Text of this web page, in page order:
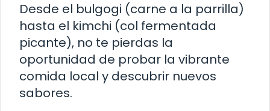
Desde el bulgogi (carne a la parrilla)
hasta el kimchi (col fermentada
picante), no te pierdas la
oportunidad de probar la vibrante
comida local y descubrir nuevos
sabores.